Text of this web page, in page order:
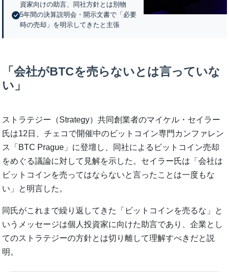
資家向けの助言、同社方針とは別物
5年間の決算説明会・開示文書で「必要
時の売却」を明示してきたと主張
「会社がBTCを売らないとは言っていな
い」
ストラテジー（Strategy）共同創業者のマイケル・セイラー
氏は12日、チェコで開催中のビットコイン専門カンファレン
ス「BTC Prague」に登壇し、同社によるビットコイン売却
をめぐる議論に対して見解を示した。セイラー氏は「会社は
ビットコインを売ってはならないと言ったことは一度もな
い」と明言した。
同氏がこれまで繰り返してきた「ビットコインを売るな」と
いうメッセージは個人投資家に向けた助言であり、企業とし
てのストラテジーの方針とは切り離して理解すべきだと説
明。